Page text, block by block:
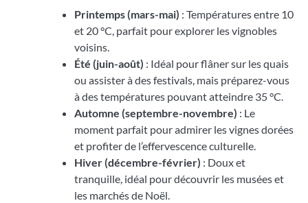
Printemps (mars-mai) : Températures entre 10
et 20 °C, parfait pour explorer les vignobles
voisins.
Été (juin-août) : Idéal pour flâner sur les quais
ou assister à des festivals, mais préparez-vous
à des températures pouvant atteindre 35 °C.
Automne (septembre-novembre) : Le
moment parfait pour admirer les vignes dorées
et profiter de l’effervescence culturelle.
Hiver (décembre-février) : Doux et
tranquille, idéal pour découvrir les musées et
les marchés de Noël.